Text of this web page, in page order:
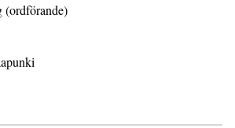
(ordförande)